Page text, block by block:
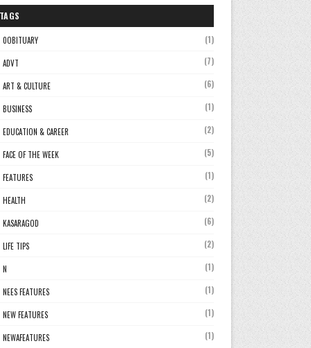
0OBITUARY (1)
ADVT (7)
ART & CULTURE (6)
BUSINESS (1)
EDUCATION & CAREER (2)
FACE OF THE WEEK (5)
FEATURES (1)
HEALTH (2)
KASARAGOD (6)
LIFE TIPS (2)
N (1)
NEES FEATURES (1)
NEW FEATURES (1)
NEWAFEATURES (1)